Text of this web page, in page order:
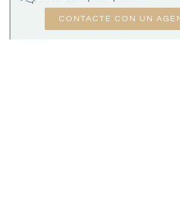
CONTACTE CON UN